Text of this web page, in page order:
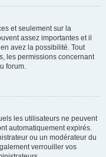
et seulement sur la
assez importantes et il
avez la possibilité. Tout
les permissions concernant
forum.
les utilisateurs ne peuvent
automatiquement expirés.
ou un modérateur du
verrouiller vos